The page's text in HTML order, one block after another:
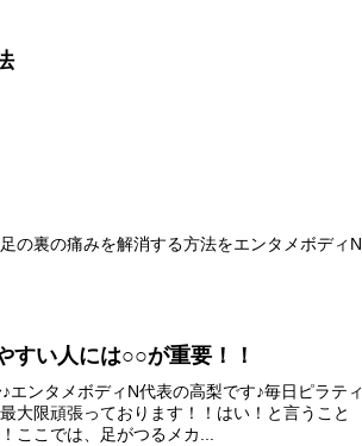
の裏の痛みを解消する方法をエンタメボディN
すい人には○○が重要！！
ンタメボディN代表の高梨です♪毎日ピラティ
大限頑張っております！！はい！と言うこと
ここでは、足がつるメカ...